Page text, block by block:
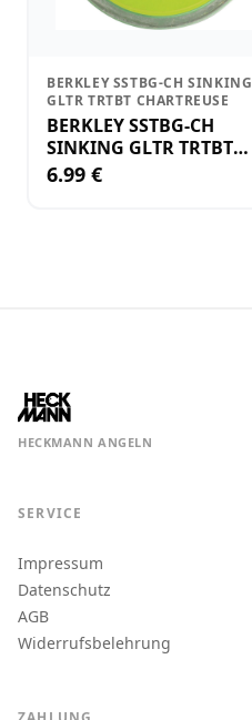
BERKLEY SSTBG-CH SINKING
GLTR TRTBT CHARTREUSE
BERKLEY SSTBG-CH
SINKING GLTR TRTBT
CHARTREUSE
6.99 €
HECKMANN ANGELN
SERVICE
Impressum
Datenschutz
AGB
Widerrufsbelehrung